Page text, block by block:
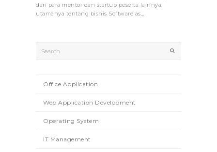
dari para mentor dan startup peserta lainnya,
utamanya tentang bisnis Software as…
Office Application
Web Application Development
Operating System
IT Management